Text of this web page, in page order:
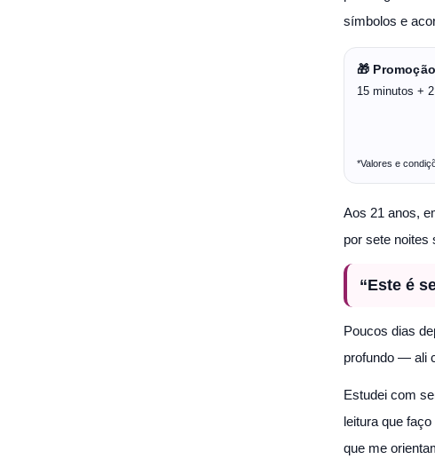
símbolos e
🎁
15 minutos +
*Valores e
Aos 21 anos,
por sete noites
“Este é
Poucos dias
profundo — ali
Estudei com
leitura que
que me